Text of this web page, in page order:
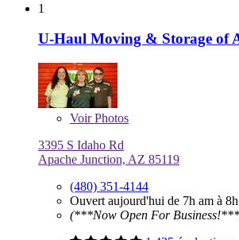
1
U-Haul Moving & Storage of
VoirPhotos
3395 S Idaho Rd
Apache Junction, AZ 85119
(480) 351-4144
Ouvert aujourd'hui de 7h am à
(***Now Open For